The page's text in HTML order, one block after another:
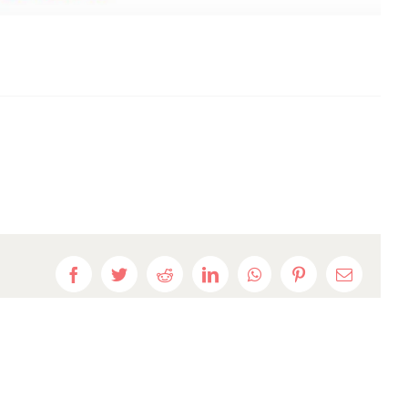
FacebookTwitterRedditLinkedInWhatsAppPinterest
E-